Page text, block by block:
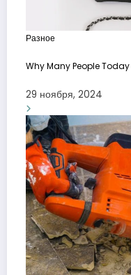
Разное
Why Many People
29 ноября, 2024